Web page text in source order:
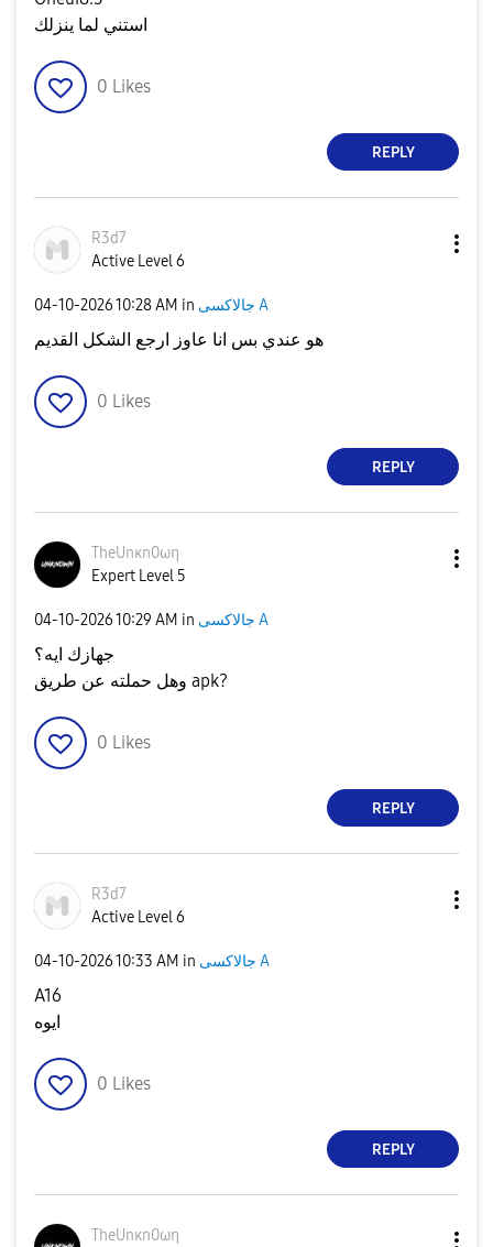
استني لما ينزلك
0 Likes
REPLY
R3d7
Active Level 6
‎04-10-202610:28 AM in جالاكسى A
هو عندي بس انا عاوز ارجع الشكل القديم
0 Likes
REPLY
TheUnκn0ωη
Expert Level 5
‎04-10-202610:29 AM in جالاكسى A
جهازك ايه؟
وهل حملته عن طريق apk?
0 Likes
REPLY
R3d7
Active Level 6
‎04-10-202610:33 AM in جالاكسى A
A16
ايوه
0 Likes
REPLY
TheUnκn0ωη